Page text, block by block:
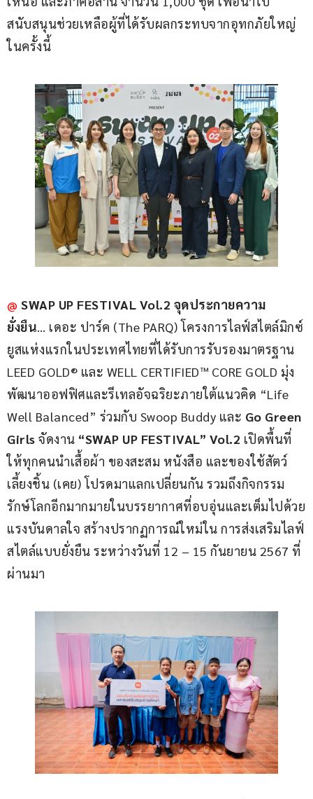
สนับสนุนช่วยเหลือผู้ที่ได้รับผลกระทบจากอุทกภัยใหญ่
ในครั้งนี้
@ SWAP UP FESTIVAL Vol.2 จุดประกายความ
ยั่งยืน… เดอะ ปาร์ค (The PARQ) โครงการไลฟ์สไตล์มิกซ์
ยูสแห่งแรกในประเทศไทยที่ได้รับการรับรองมาตรฐาน
LEED GOLD® และ WELL CERTIFIED™ CORE GOLD มุ่ง
พัฒนาออฟฟิศและรีเทลอัจฉริยะภายใต้แนวคิด “Life
Well Balanced” ร่วมกับ Swoop Buddy และ Go Green
Girls จัดงาน “SWAP UP FESTIVAL” Vol.2 เปิดพื้นที่
ให้ทุกคนนำเสื้อผ้า ของสะสม หนังสือ และของใช้สัตว์
เลี้ยงชิ้น (เคย) โปรดมาแลกเปลี่ยนกัน รวมถึงกิจกรรม
รักษ์โลกอีกมากมายในบรรยากาศที่อบอุ่นและเต็มไปด้วย
แรงบันดาลใจ สร้างปรากฏการณ์ใหม่ใน การส่งเสริมไลฟ์
สไตล์แบบยั่งยืน ระหว่างวันที่ 12 – 15 กันยายน 2567 ที่
ผ่านมา